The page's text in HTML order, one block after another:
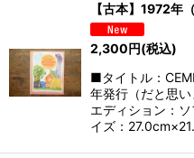
【古本】1972
2,300円(税込)
■タイトル：
年発行（だと思
エディション：
イズ：